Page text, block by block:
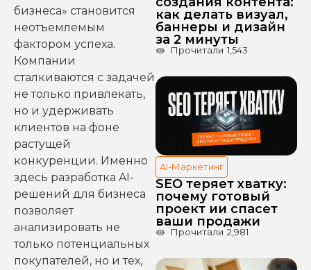
бизнеса» становится
неотъемлемым
фактором успеха.
Компании
сталкиваются с задачей
не только привлекать,
но и удерживать
клиентов на фоне
растущей
конкуренции. Именно
здесь разработка AI-
решений для бизнеса
позволяет
анализировать не
только потенциальных
покупателей, но и тех,
как делать визуал,
баннеры и дизайн
за 2 минуты
Прочитали 1,543
AI-Маркетинг
SEO теряет хватку:
почему готовый
проект ии спасет
ваши продажи
Прочитали 2,981